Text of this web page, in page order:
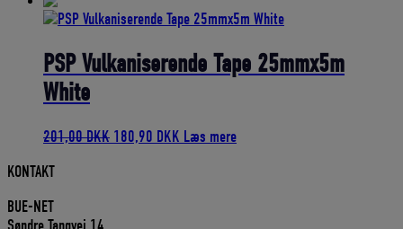
pris
145,00 DKK.
pris
130,50 DKK.
PSP Vulkaniserende Tape 25mmx5m
White
201,00DKK Den
180,90 DKK Den
Læs mere
KONTAKT
BUE-NET